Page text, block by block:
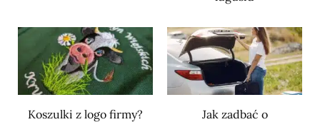
Koszulki z logo firmy?
Jak zadbać o